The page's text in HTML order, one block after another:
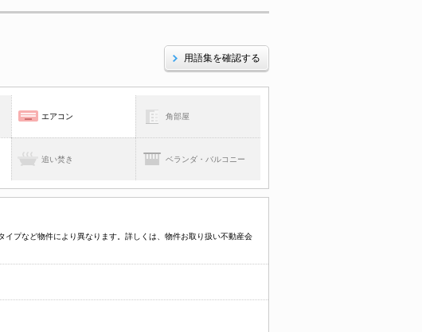
用語集を確認する
エアコン 角部屋
追い焚き ベランダ・バルコニー
プなど物件により異なります。詳しくは、物件お取り扱い不動産会